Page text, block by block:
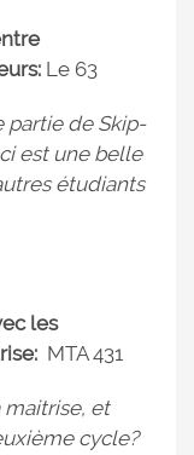
Le 63
partie de Skip-
est une belle
étudiants
les
MTA 431
maitrise, et
cycle?